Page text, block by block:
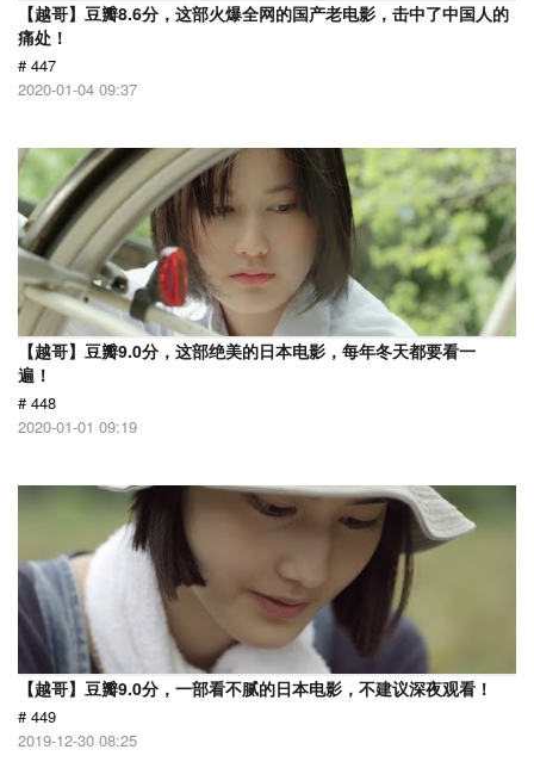
【越哥】豆瓣8.6分，这部火爆全网的国产老电影，击中了中国人的
痛处！
# 447
2020-01-04 09:37
【越哥】豆瓣9.0分，这部绝美的日本电影，每年冬天都要看一
遍！
# 448
2020-01-01 09:19
【越哥】豆瓣9.0分，一部看不腻的日本电影，不建议深夜观看！
# 449
2019-12-30 08:25